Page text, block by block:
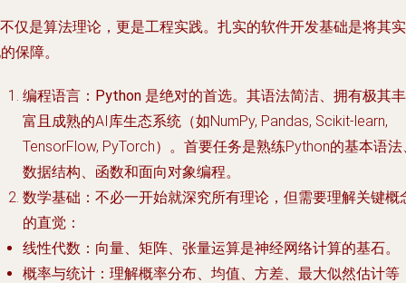
仅是算法理论，更是工程实践。扎实的软件开发基础是将其实
保障。
编程语言 ： Python 是绝对的首选。其语法简洁、拥有极其丰
富且成熟的AI库生态系统（如NumPy, Pandas, Scikit-learn,
TensorFlow, PyTorch）。首要任务是熟练Python的基本语法
数据结构、函数和面向对象编程。
数学基础 ：不必一开始就深究所有理论，但需要理解关键概
的直觉：
线性代数 ：向量、矩阵、张量运算是神经网络计算的基石。
概率与统计 ：理解概率分布、均值、方差、最大似然估计等